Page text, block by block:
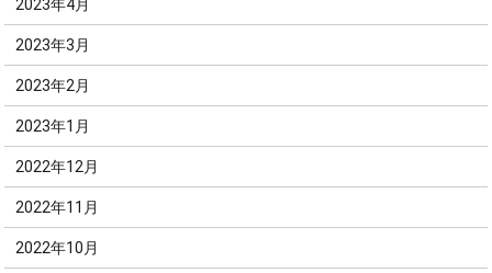
2023年4月
2023年3月
2023年2月
2023年1月
2022年12月
2022年11月
2022年10月